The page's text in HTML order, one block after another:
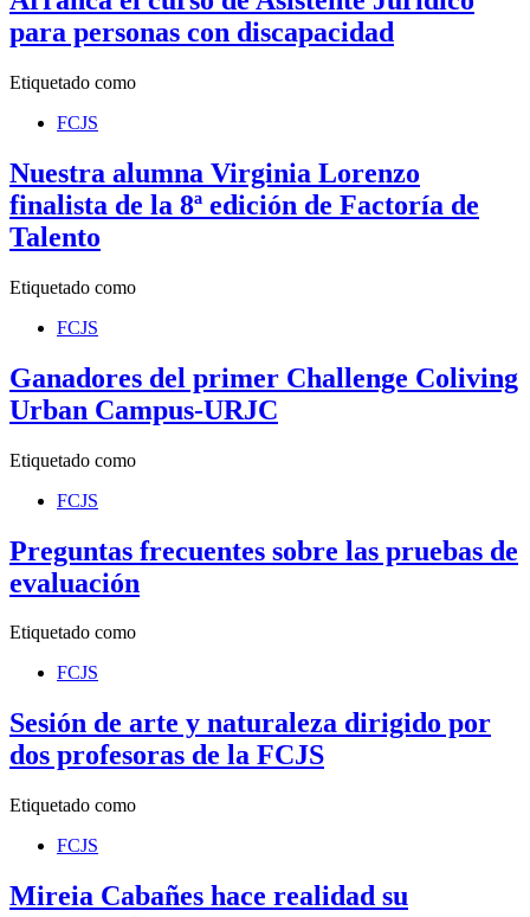
para personas con discapacidad
Etiquetado como
FCJS
Nuestra alumna Virginia Lorenzo
finalista de la 8ª edición de Factoría de
Talento
Etiquetado como
FCJS
Ganadores del primer Challenge Coliving
Urban Campus-URJC
Etiquetado como
FCJS
Preguntas frecuentes sobre las pruebas de
evaluación
Etiquetado como
FCJS
Sesión de arte y naturaleza dirigido por
dos profesoras de la FCJS
Etiquetado como
FCJS
Mireia Cabañes hace realidad su